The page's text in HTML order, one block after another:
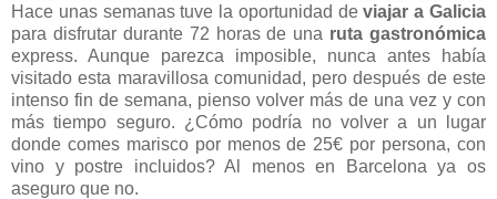
Hace unas semanas tuve la oportunidad deviajar a Galicia
para disfrutar durante 72 horas de una ruta gastronómica
express. Aunque parezca imposible, nunca antes había
visitado esta maravillosa comunidad, pero después de este
intenso fin de semana, pienso volver más de una vez y con
más tiempo seguro. ¿Cómo podría no volver a un lugar
donde comes marisco por menos de 25€ por persona, con
vino y postre incluidos? Al menos en Barcelona ya os
aseguro que no.